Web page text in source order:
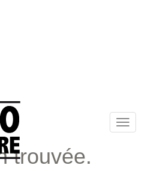
Toggle
navigation
trouvée.